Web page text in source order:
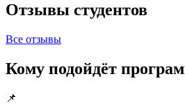
Отзывы студентов
Все отзывы
Кому подойдёт
📌